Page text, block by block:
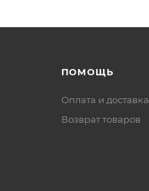
ПОМОЩЬ
Оплата и доставка
Возврат товаров